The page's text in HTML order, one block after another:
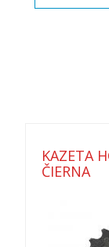
KAZETA
ČIERNA